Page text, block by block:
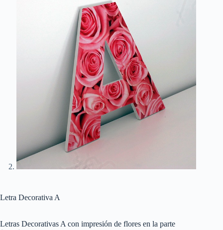
Letra Decorativa A
Letras Decorativas A con impresión de flores en la parte